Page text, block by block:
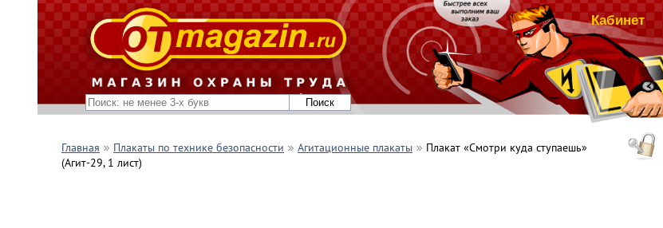
Кабинет
Главная Плакаты по технике безопасности Агитационные плакаты
Плакат «Смотри куда ступаешь»
(Агит-29, 1 лист)